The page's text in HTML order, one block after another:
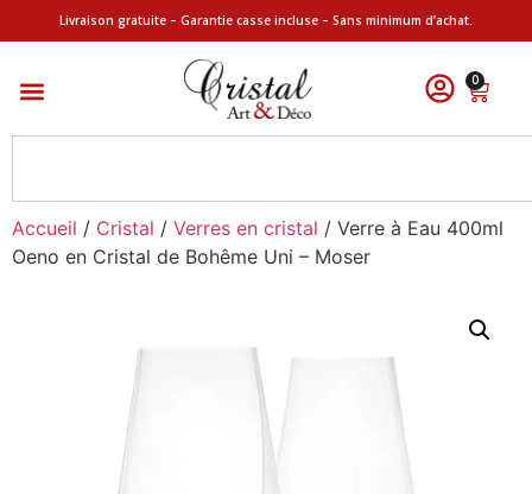
Livraison gratuite – Garantie casse incluse – Sans minimum d’achat.
0
Accueil / Cristal / Verres en cristal / Verre à Eau 400ml
Oeno en Cristal de Bohême Uni – Moser